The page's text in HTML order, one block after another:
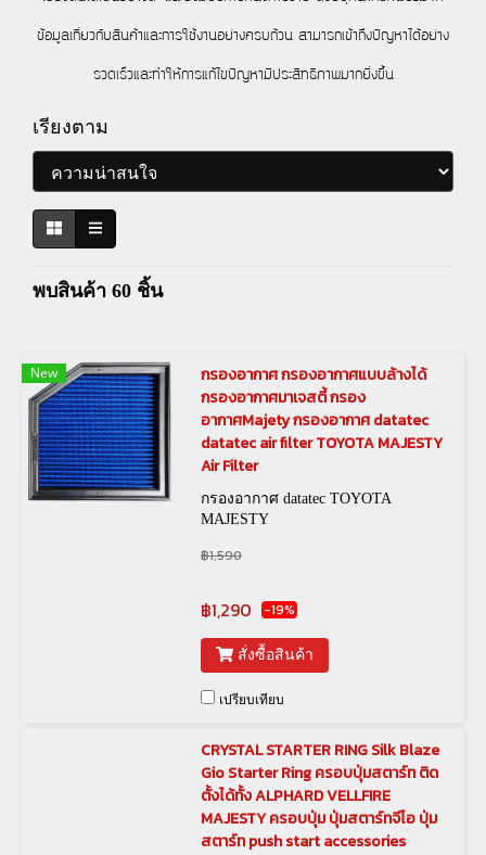
ข้อมูลเกี่ยวกับสินค้าและการใช้งานอย่างครบถ้วน สามารถเข้าถึงปัญหาได้อย่าง
รวดเร็วและทำให้การแก้ไขปัญหามีประสิทธิภาพมากยิ่งขึ้น
เรียงตาม
พบสินค้า 60 ชิ้น
New
กรองอากาศ กรองอากาศแบบล้างได้
กรองอากาศมาเจสตี้ กรอง
อากาศMajety กรองอากาศ datatec
datatec air filter TOYOTA MAJESTY
Air Filter
กรองอากาศ datatec TOYOTA
MAJESTY
฿1,590
฿1,290 -19%
สั่งซื้อสินค้า
เปรียบเทียบ
CRYSTAL STARTER RING Silk Blaze
Gio Starter Ring ครอบปุ่มสตาร์ท ติด
ตั้งได้ทั้ง ALPHARD VELLFIRE
MAJESTY ครอบปุ่ม ปุ่มสตาร์ทจีโอ ปุ่ม
สตาร์ท push start accessories